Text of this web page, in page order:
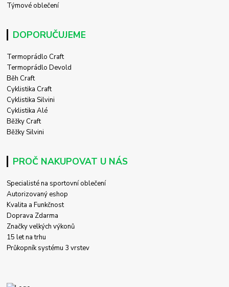
Týmové oblečení
DOPORUČUJEME
Termoprádlo Craft
Termoprádlo Devold
Běh Craft
Cyklistika Craft
Cyklistika Silvini
Cyklistika Alé
Běžky Craft
Běžky Silvini
PROČ NAKUPOVAT U NÁS
Specialisté na sportovní oblečení
Autorizovaný eshop
Kvalita a Funkčnost
Doprava Zdarma
Značky velkých výkonů
15 let na trhu
Průkopník systému 3 vrstev